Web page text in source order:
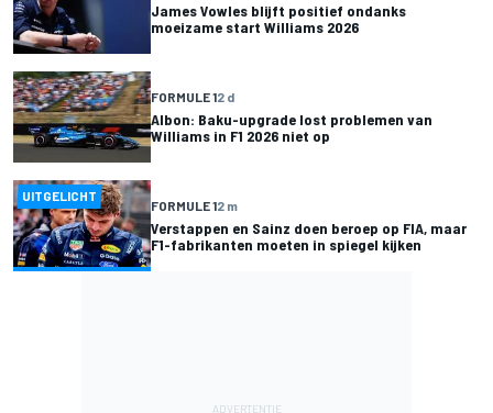
James Vowles blijft positief ondanks
moeizame start Williams 2026
FORMULE 12 d
Albon: Baku-upgrade lost problemen van
Williams in F1 2026 niet op
UITGELICHT
FORMULE 12 m
Verstappen en Sainz doen beroep op FIA, maar
F1-fabrikanten moeten in spiegel kijken